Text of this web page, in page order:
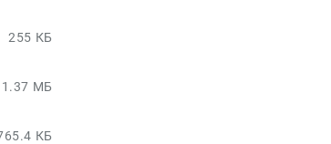
255 КБ
1.37 МБ
КБ